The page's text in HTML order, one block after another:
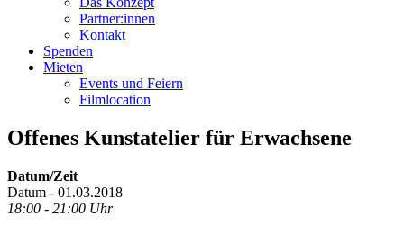
Partner:innen
Kontakt
Spenden
Mieten
Events und Feiern
Filmlocation
Offenes Kunstatelier für Erwachsene
Datum/Zeit
Datum - 01.03.2018
18:00 - 21:00 Uhr